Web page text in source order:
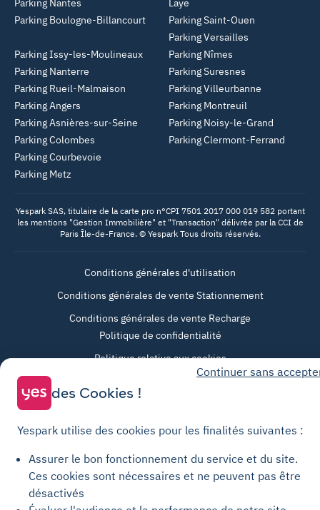
Parking Nantes
Parking Boulogne-Billancourt
Laye
Parking Saint-Ouen
Parking Versailles
Parking Issy-les-Moulineaux
Parking Nanterre
Parking Rueil-Malmaison
Parking Angers
Parking Asnières-sur-Seine
Parking Colombes
Parking Courbevoie
Parking Metz
Parking Nîmes
Parking Suresnes
Parking Villeurbanne
Parking Montreuil
Parking Noisy-le-Grand
Parking Clermont-Ferrand
Yespark SAS, titulaire de la carte pro n°CPI 7501 2017 000 019 582 portant
les mentions "Gestion Immobilière" et "Transaction" délivrée par la CCI de
Paris Île-de-France. © Yespark Tous droits réservés.
Conditions générales d'utilisation
Conditions générales de vente Stationnement
Conditions générales de vente Recharge
Politique de confidentialité
Politique relative aux cookies
Paramètres des cookies
Charte de transparence
Continuer sans
des Cookies !
Yespark utilise des cookies pour les finalités suivantes :
Assurer le bon fonctionnement du service et du site.
Ces cookies sont nécessaires et ne peuvent pas être
désactivés